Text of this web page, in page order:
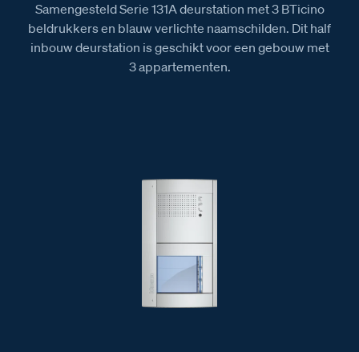
Samengesteld Serie 131A deurstation met 3 BTicino
beldrukkers en blauw verlichte naamschilden. Dit half
inbouw deurstation is geschikt voor een gebouw met
3 appartementen.